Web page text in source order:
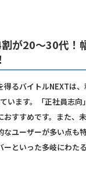
が20〜30代！
得るバイトルNEXTは
います。「正社員志向
おすすめです。また、
ユーザーが多い点も
ーといった多岐にわた